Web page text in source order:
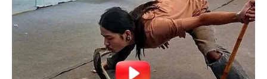
പത്തനംതിട്ട:ജില്ലയിലെ ഗവി മീനാർ മേഖലയിൽ